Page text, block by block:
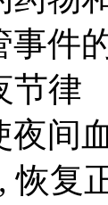
件
节律
夜间
恢复